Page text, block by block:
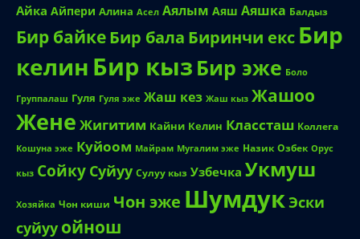
Айка Айпери Алина Асел Аялым Аяш Аяшка Балдыз
Бир байкеБир бала Биринчи екс Бир
келин Бир кыз Бир эже Боло
Группалаш Гуля Гуля эже Жаш кез Жаш кыз Жашоо
Жене Жигитим Кайни Келин Классташ Коллега
Кошуна эже Куйоом Майрам Мугалим эже Назик Озбек Орус
кыз Сойку Суйуу Сулуу кыз Узбечка Укмуш
Хозяйка Чон киши Чон эже ШумдукЭски
суйуу ойнош